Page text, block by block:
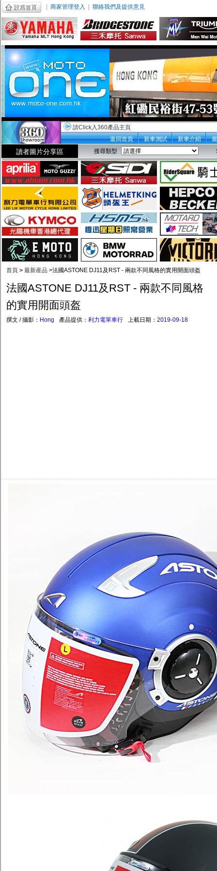
商家管理登入 聯絡我們及提供意見
請Click入360產品主頁
返回首頁
新車測試 新車介紹
讀者圖片分享區 搜尋類型
首頁 > 最新産品 >法國ASTONE DJ11及RST - 兩款不同風格的實用開面頭盔
法國ASTONE DJ11及RST - 兩款不同風格
的實用開面頭盔
撰文 / 攝影： Hong 產品提供： 利力電單車行 上載日期： 2019-09-18